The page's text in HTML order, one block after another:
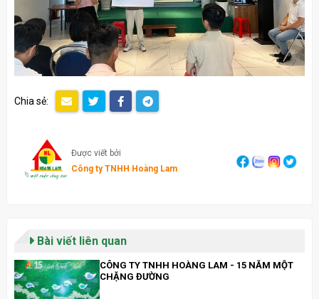
Chia sẻ:
Được viết bởi
Công ty TNHH Hoàng Lam
Bài viết liên quan
CÔNG TY TNHH HOÀNG LAM - 15 NĂM MỘT
CHẶNG ĐƯỜNG